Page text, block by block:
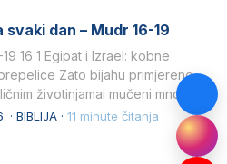
svaki dan – Mudr 16-19
16 1 Egipat i Izrael: kobne
Zato bijahu primjereno
životinjamai mučeni mnoštvom
narod…
BIBLIJA · 11 minute čitanja